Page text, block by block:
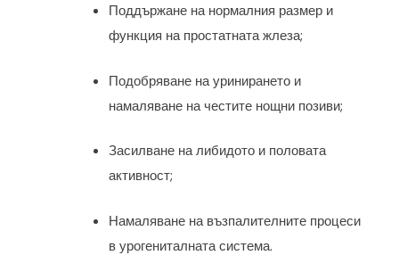
Поддържане на нормалния размер и
функция на простатната жлеза;
Подобряване на уринирането и
намаляване на честите нощни позиви;
Засилване на либидото и половата
активност;
Намаляване на възпалителните процеси
в урогениталната система.